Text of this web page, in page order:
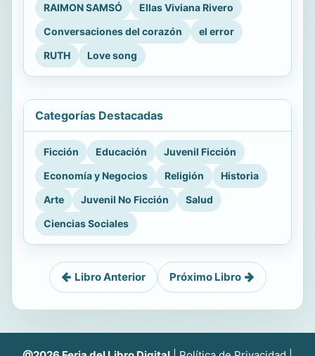
RAIMON SAMSÓ
Ellas Viviana Rivero
Conversaciones del corazón
el error
RUTH
Love song
Categorías Destacadas
Ficción Educación
Juvenil Ficción
Economía y Negocios
Religión
Historia
Arte
Juvenil No Ficción
Salud
Ciencias Sociales
Libro Anterior Próximo Libro